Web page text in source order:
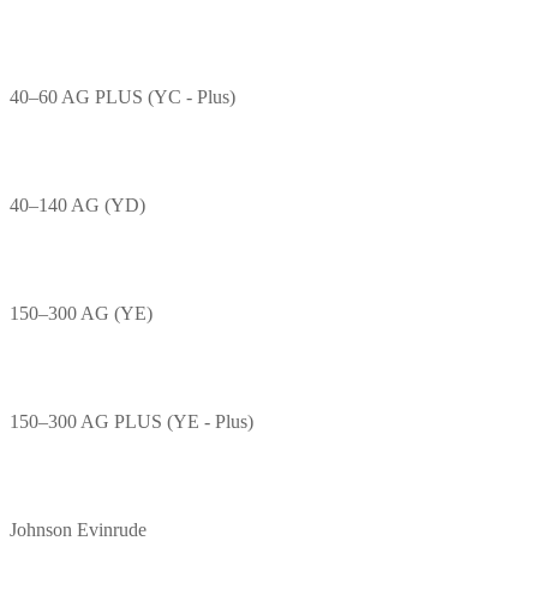
40–60 AG PLUS (YC - Plus)
40–140 AG (YD)
150–300 AG (YE)
150–300 AG PLUS (YE - Plus)
Johnson Evinrude